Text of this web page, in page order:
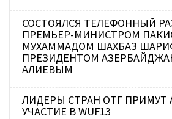
СОСТОЯЛСЯ ТЕЛЕФОННЫЙ
ПРЕМЬЕР-МИНИСТРОМ
МУХАММАДОМ ШАХБАЗ
ПРЕЗИДЕНТОМ
АЛИЕВЫМ
ЛИДЕРЫ СТРАН ОТГ ПРИМУТ
УЧАСТИЕ В WUF13